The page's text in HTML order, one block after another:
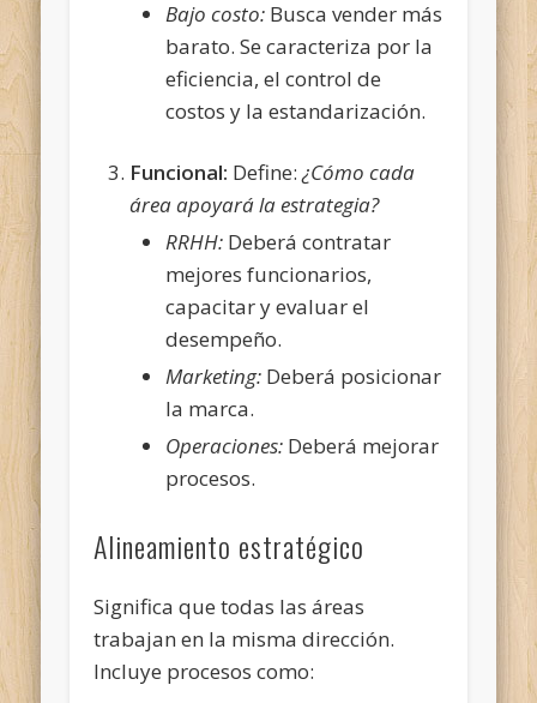
Bajo costo: Busca vender más
barato. Se caracteriza por la
eficiencia, el control de
costos y la estandarización.
Funcional: Define:¿Cómo cada
área apoyará la estrategia?
RRHH: Deberá contratar
mejores funcionarios,
capacitar y evaluar el
desempeño.
Marketing: Deberá posicionar
la marca.
Operaciones: Deberá mejorar
procesos.
Alineamiento estratégico
Significa que todas las áreas
trabajan en la misma dirección.
Incluye procesos como: